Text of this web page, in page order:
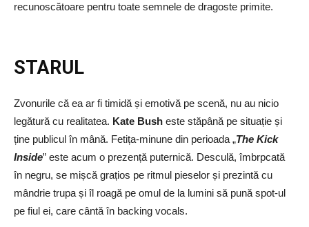
recunoscătoare pentru toate semnele de dragoste primite.
STARUL
Zvonurile că ea ar fi timidă și emotivă pe scenă, nu au nicio
legătură cu realitatea. Kate Bush este stăpână pe situație și
ține publicul în mână. Fetița-minune din perioada „The Kick
Inside” este acum o prezență puternică. Desculă, îmbrpcată
în negru, se mișcă grațios pe ritmul pieselor și prezintă cu
mândrie trupa și îl roagă pe omul de la lumini să pună spot-ul
pe fiul ei, care cântă în backing vocals.